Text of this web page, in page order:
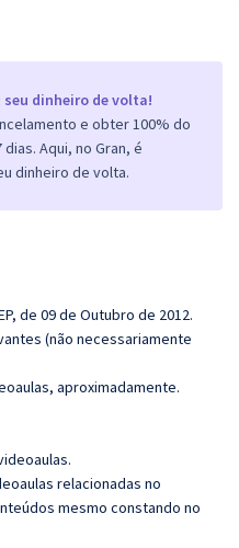
dinheiro de volta!
e obter 100% do
Aqui, no Gran, é
dinheiro de volta.
de 09 de Outubro de 2012.
(não necessariamente
aproximadamente.
relacionadas no
mesmo constando no